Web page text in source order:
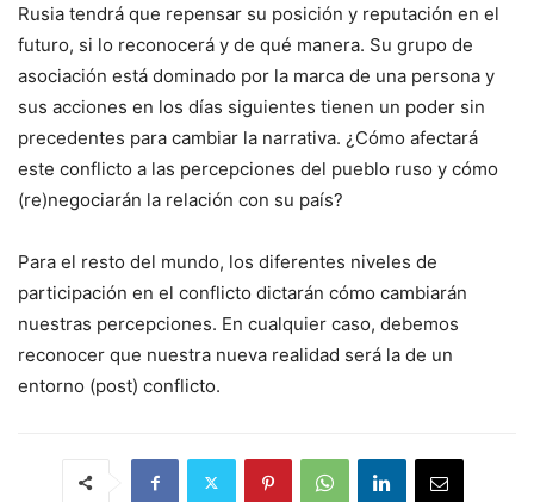
Rusia tendrá que repensar su posición y reputación en el
futuro, si lo reconocerá y de qué manera. Su grupo de
asociación está dominado por la marca de una persona y
sus acciones en los días siguientes tienen un poder sin
precedentes para cambiar la narrativa. ¿Cómo afectará
este conflicto a las percepciones del pueblo ruso y cómo
(re)negociarán la relación con su país?
Para el resto del mundo, los diferentes niveles de
participación en el conflicto dictarán cómo cambiarán
nuestras percepciones. En cualquier caso, debemos
reconocer que nuestra nueva realidad será la de un
entorno (post) conflicto.